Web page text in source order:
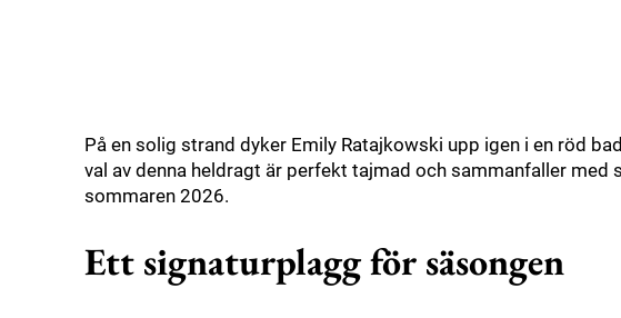
På en solig strand dyker Emily Ratajkowski upp igen i en röd
val av denna heldragt är perfekt tajmad och sammanfaller
sommaren 2026.
Ett signaturplagg för säsongen